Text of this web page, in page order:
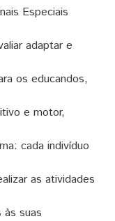
Especiais
adaptar e
os educandos,
e motor,
cada indivíduo
as atividades
suas